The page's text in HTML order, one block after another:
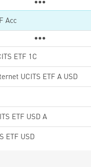
Acc
ETF 1C
UCITS ETF A USD
ETF USD A
ETF USD